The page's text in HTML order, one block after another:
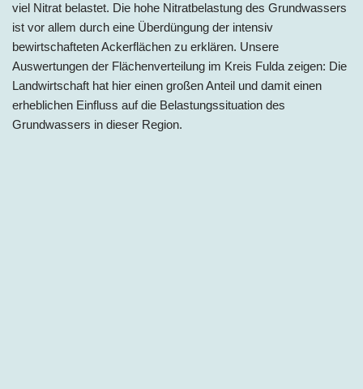
viel Nitrat belastet. Die hohe Nitratbelastung des Grundwassers
ist vor allem durch eine Überdüngung der intensiv
bewirtschafteten Ackerflächen zu erklären. Unsere
Auswertungen der Flächenverteilung im Kreis Fulda zeigen: Die
Landwirtschaft hat hier einen großen Anteil und damit einen
erheblichen Einfluss auf die Belastungssituation des
Grundwassers in dieser Region.